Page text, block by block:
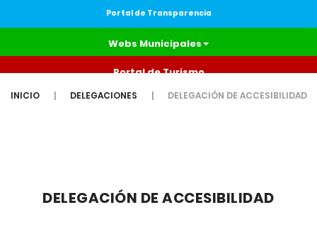
Portal de Transparencia
Webs Municipales
Portal de Turismo
INICIO DELEGACIONES DELEGACIÓN DE ACCESIBILIDAD
DELEGACIÓN DE ACCESIBILIDAD